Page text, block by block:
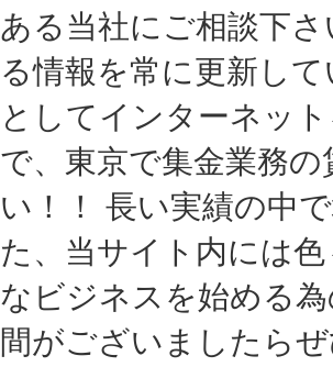
ある当社にご相談下
る情報を常に更新し
としてインターネッ
で、東京で集金業務
い！！ 長い実績の中
た、当サイト内には
なビジネスを始める
間がございましたら